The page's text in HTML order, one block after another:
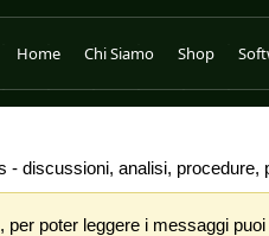
Home Chi Siamo Shop
- discussioni, analisi, procedure,
poter leggere i messaggi